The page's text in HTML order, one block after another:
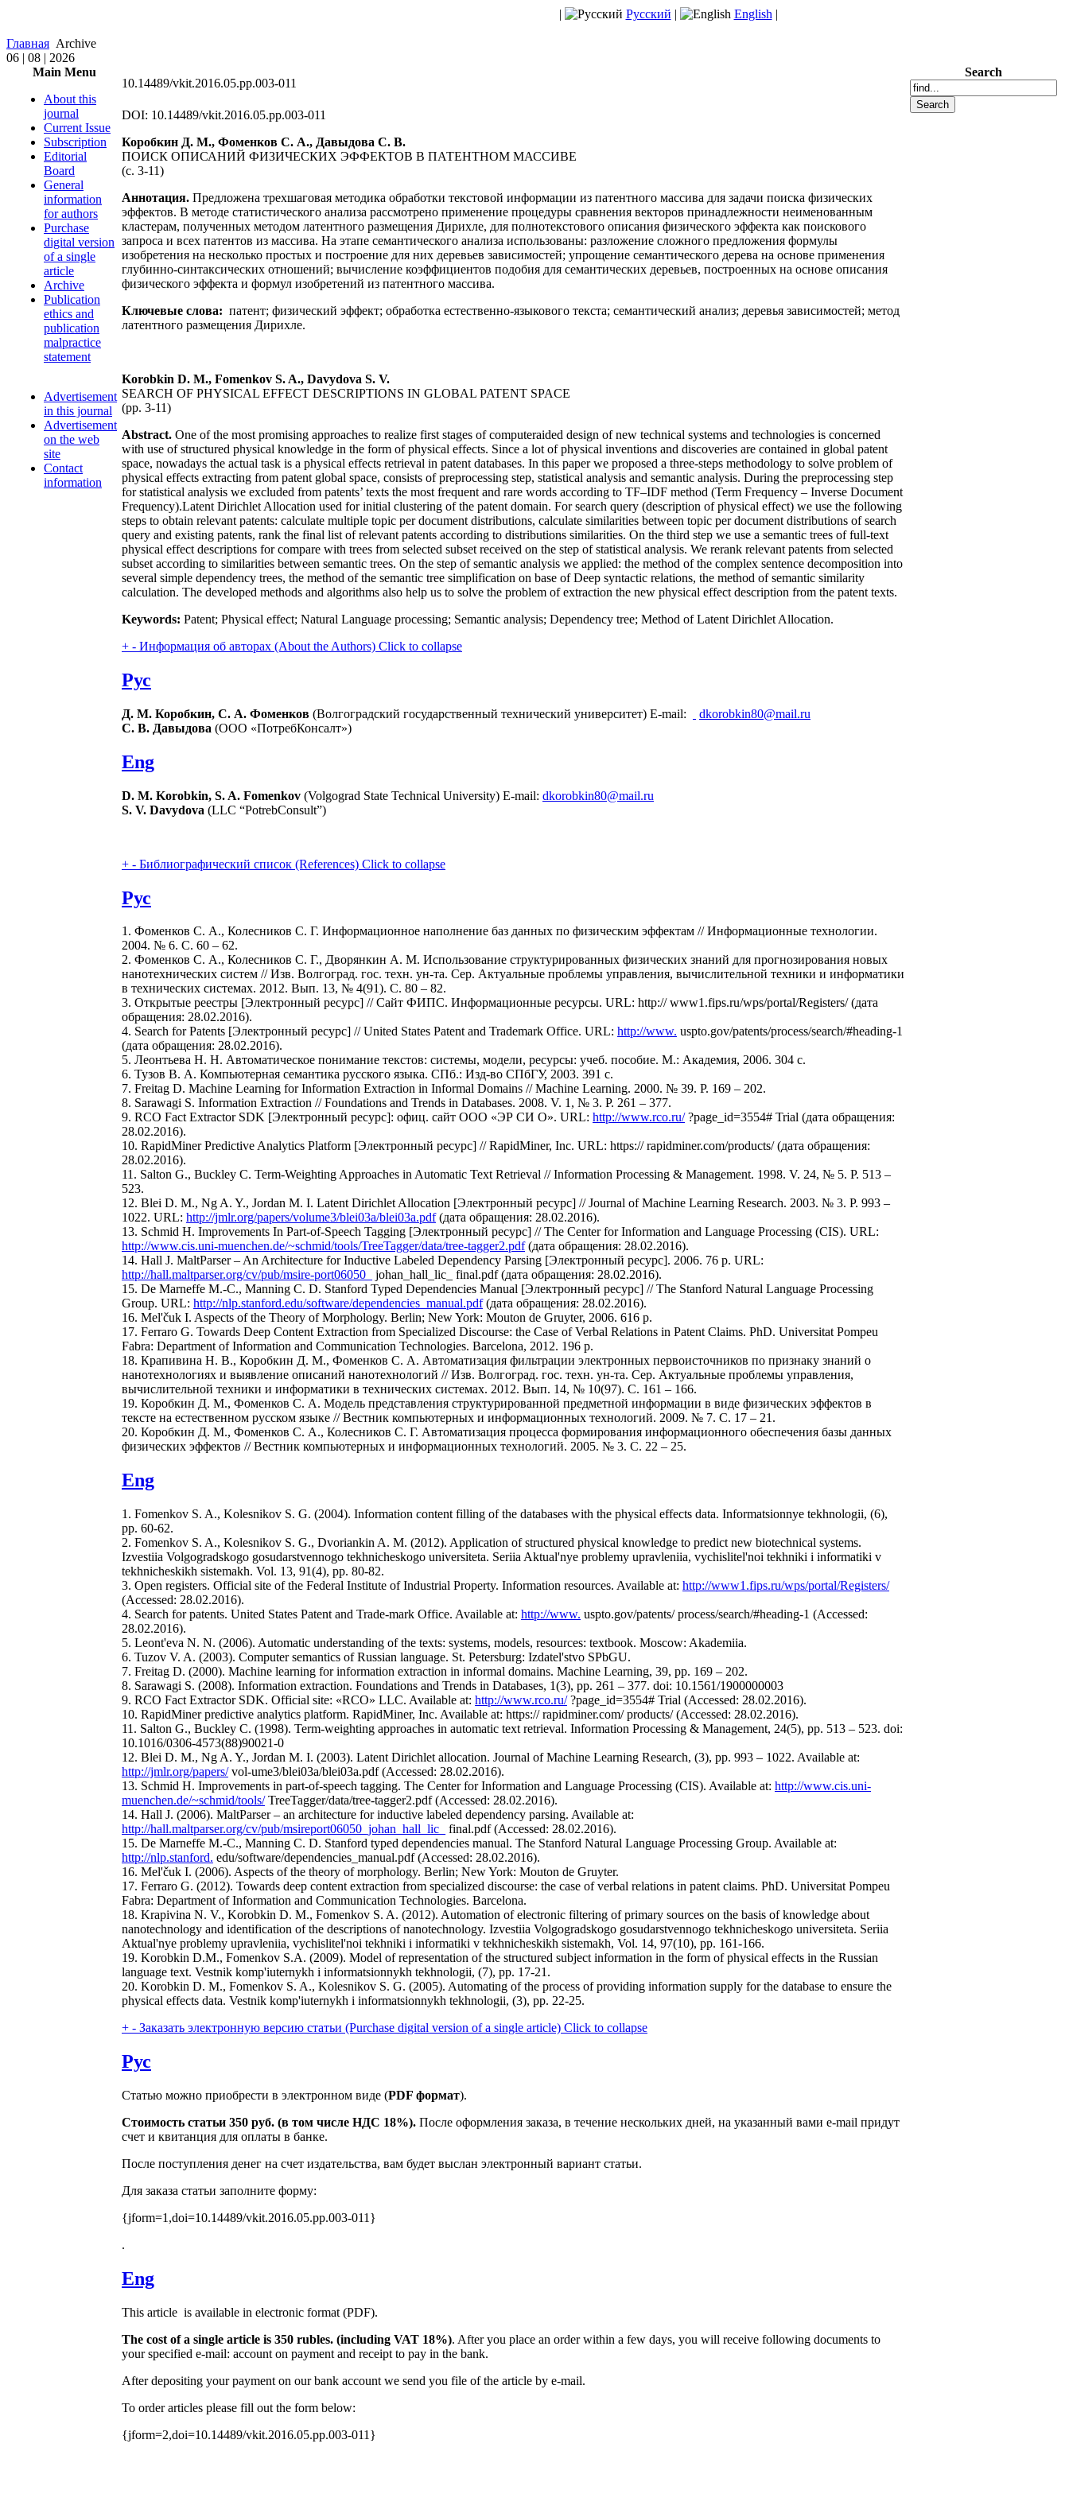
| Русский | English |
Главная Archive
06 | 08 | 2026
Main Menu
About this
journal
Current Issue
Subscription
Editorial
Board
General
information
for authors
Purchase
digital version
of a single
article
Archive
Publication
ethics and
publication
malpractice
statement
Advertisement
in this journal
Advertisement
on the web
site
Contact
information
10.14489/vkit.2016.05.pp.003-011
DOI: 10.14489/vkit.2016.05.pp.003-011
Коробкин Д. М., Фоменков С. А., Давыдова С. В.
ПОИСК ОПИСАНИЙ ФИЗИЧЕСКИХ ЭФФЕКТОВ В ПАТЕНТНОМ МАССИВЕ
(c. 3-11)
Аннотация. Предложена трехшаговая методика обработки текстовой информации из патентного массива для задачи поиска физических
эффектов. В методе статистического анализа рассмотрено применение процедуры сравнения векторов принадлежности неименованным
кластерам, полученных методом латентного размещения Дирихле, для полнотекстового описания физического эффекта как поискового
запроса и всех патентов из массива. На этапе семантического анализа использованы: разложение сложного предложения формулы
изобретения на несколько простых и построение для них деревьев зависимостей; упрощение семантического дерева на основе применения
глубинно-синтаксических отношений; вычисление коэффициентов подобия для семантических деревьев, построенных на основе описания
физического эффекта и формул изобретений из патентного массива.
Ключевые слова: патент; физический эффект; обработка естественно-языкового текста; семантический анализ; деревья зависимостей; метод
латентного размещения Дирихле.
Korobkin D. M., Fomenkov S. A., Davydova S. V.
SEARCH OF PHYSICAL EFFECT DESCRIPTIONS IN GLOBAL PATENT SPACE
(pp. 3-11)
Abstract. One of the most promising approaches to realize first stages of computeraided design of new technical systems and technologies is concerned
with use of structured physical knowledge in the form of physical effects. Since a lot of physical inventions and discoveries are contained in global patent
space, nowadays the actual task is a physical effects retrieval in patent databases. In this paper we proposed a three-steps methodology to solve problem of
physical effects extracting from patent global space, consists of preprocessing step, statistical analysis and semantic analysis. During the preprocessing step
for statistical analysis we excluded from patents’ texts the most frequent and rare words according to TF–IDF method (Term Frequency – Inverse Document
Frequency).Latent Dirichlet Allocation used for initial clustering of the patent domain. For search query (description of physical effect) we use the following
steps to obtain relevant patents: calculate multiple topic per document distributions, calculate similarities between topic per document distributions of search
query and existing patents, rank the final list of relevant patents according to distributions similarities. On the third step we use a semantic trees of full-text
physical effect descriptions for compare with trees from selected subset received on the step of statistical analysis. We rerank relevant patents from selected
subset according to similarities between semantic trees. On the step of semantic analysis we applied: the method of the complex sentence decomposition into
several simple dependency trees, the method of the semantic tree simplification on base of Deep syntactic relations, the method of semantic similarity
calculation. The developed methods and algorithms also help us to solve the problem of extraction the new physical effect description from the patent texts.
Keywords: Patent; Physical effect; Natural Language processing; Semantic analysis; Dependency tree; Method of Latent Dirichlet Allocation.
+ - Информация об авторах (About the Authors) Click to collapse
Рус
Д. М. Коробкин, С. А. Фоменков (Волгоградский государственный технический университет) E-mail:
dkorobkin80@mail.ru
С. В. Давыдова (ООО «ПотребКонсалт»)
Eng
D. M. Korobkin, S. A. Fomenkov (Volgograd State Technical University) E-mail: dkorobkin80@mail.ru
S. V. Davydova (LLC “PotrebConsult”)
+ - Библиографический список (References) Click to collapse
Рус
1. Фоменков С. А., Колесников С. Г. Информационное наполнение баз данных по физическим эффектам // Информационные технологии.
2004. № 6. С. 60 – 62.
2. Фоменков С. А., Колесников С. Г., Дворянкин А. М. Использование структурированных физических знаний для прогнозирования новых
нанотехнических систем // Изв. Волгоград. гос. техн. ун-та. Сер. Актуальные проблемы управления, вычислительной техники и информатики
в технических системах. 2012. Вып. 13, № 4(91). С. 80 – 82.
3. Открытые реестры [Электронный ресурс] // Сайт ФИПС. Информационные ресурсы. URL: http:// www1.fips.ru/wps/portal/Registers/ (дата
обращения: 28.02.2016).
4. Search for Patents [Электронный ресурс] // United States Patent and Trademark Office. URL: http://www. uspto.gov/patents/process/search/#heading-1
(дата обращения: 28.02.2016).
5. Леонтьева Н. Н. Автоматическое понимание текстов: системы, модели, ресурсы: учеб. пособие. М.: Академия, 2006. 304 с.
6. Тузов В. А. Компьютерная семантика русского языка. СПб.: Изд-во СПбГУ, 2003. 391 с.
7. Freitag D. Machine Learning for Information Extraction in Informal Domains // Machine Learning. 2000. № 39. Р. 169 – 202.
8. Sarawagi S. Information Extraction // Foundations and Trends in Databases. 2008. V. 1, № 3. Р. 261 – 377.
9. RCO Fact Extractor SDK [Электронный ресурс]: офиц. сайт ООО «ЭР СИ О». URL: http://www.rco.ru/?page_id=3554# Trial (дата обращения:
28.02.2016).
10. RapidMiner Predictive Analytics Platform [Электронный ресурс] // RapidMiner, Inc. URL: https:// rapidminer.com/products/ (дата обращения:
28.02.2016).
11. Salton G., Buckley C. Term-Weighting Approaches in Automatic Text Retrieval // Information Processing & Management. 1998. V. 24, № 5. Р. 513 –
523.
12. Blei D. M., Ng A. Y., Jordan M. I. Latent Dirichlet Allocation [Электронный ресурс] // Journal of Machine Learning Research. 2003. № 3. Р. 993 –
1022. URL: http://jmlr.org/papers/volume3/blei03a/blei03a.pdf(дата обращения: 28.02.2016).
13. Schmid H. Improvements In Part-of-Speech Tagging [Электронный ресурс] // The Center for Information and Language Processing (CIS). URL:
http://www.cis.uni-muenchen.de/~schmid/tools/TreeTagger/data/tree-tagger2.pdf(дата обращения: 28.02.2016).
14. Hall J. MaltParser – An Architecture for Inductive Labeled Dependency Parsing [Электронный ресурс]. 2006. 76 p. URL:
http://hall.maltparser.org/cv/pub/msire-port06050_
johan_hall_lic_ final.pdf (дата обращения: 28.02.2016).
15. De Marneffe М.-С., Manning C. D. Stanford Typed Dependencies Manual [Электронный ресурс] // The Stanford Natural Language Processing
Group. URL: http://nlp.stanford.edu/software/dependencies_manual.pdf(дата обращения: 28.02.2016).
16. Mel'čuk I. Aspects of the Theory of Morphology. Berlin; New York: Mouton de Gruyter, 2006. 616 р.
17. Ferraro G. Towards Deep Content Extraction from Specialized Discourse: the Case of Verbal Relations in Patent Claims. PhD. Universitat Pompeu
Fabra: Department of Information and Communication Technologies. Barcelona, 2012. 196 p.
18. Крапивина Н. В., Коробкин Д. М., Фоменков С. А. Автоматизация фильтрации электронных первоисточников по признаку знаний о
нанотехнологиях и выявление описаний нанотехнологий // Изв. Волгоград. гос. техн. ун-та. Сер. Актуальные проблемы управления,
вычислительной техники и информатики в технических системах. 2012. Вып. 14, № 10(97). С. 161 – 166.
19. Коробкин Д. М., Фоменков С. А. Модель представления структурированной предметной информации в виде физических эффектов в
тексте на естественном русском языке // Вестник компьютерных и информационных технологий. 2009. № 7. С. 17 – 21.
20. Коробкин Д. М., Фоменков С. А., Колесников С. Г. Автоматизация процесса формирования информационного обеспечения базы данных
физических эффектов // Вестник компьютерных и информационных технологий. 2005. № 3. С. 22 – 25.
Eng
1. Fomenkov S. A., Kolesnikov S. G. (2004). Information content filling of the databases with the physical effects data. Informatsionnye tekhnologii, (6),
pp. 60-62.
2. Fomenkov S. A., Kolesnikov S. G., Dvoriankin A. M. (2012). Application of structured physical knowledge to predict new biotechnical systems.
Izvestiia Volgogradskogo gosudarstvennogo tekhnicheskogo universiteta. Seriia Aktual'nye problemy upravleniia, vychislitel'noi tekhniki i informatiki v
tekhnicheskikh sistemakh. Vol. 13, 91(4), pp. 80-82.
3. Open registers. Official site of the Federal Institute of Industrial Property. Information resources. Available at: http://www1.fips.ru/wps/portal/Registers/
(Accessed: 28.02.2016).
4. Search for patents. United States Patent and Trade-mark Office. Available at: http://www. uspto.gov/patents/ process/search/#heading-1 (Accessed:
28.02.2016).
5. Leont'eva N. N. (2006). Automatic understanding of the texts: systems, models, resources: textbook. Moscow: Akademiia.
6. Tuzov V. A. (2003). Computer semantics of Russian language. St. Petersburg: Izdatel'stvo SPbGU.
7. Freitag D. (2000). Machine learning for information extraction in informal domains. Machine Learning, 39, pp. 169 – 202.
8. Sarawagi S. (2008). Information extraction. Foundations and Trends in Databases, 1(3), pp. 261 – 377. doi: 10.1561/1900000003
9. RCO Fact Extractor SDK. Official site: «RCO» LLC. Available at: http://www.rco.ru/?page_id=3554# Trial (Accessed: 28.02.2016).
10. RapidMiner predictive analytics platform. RapidMiner, Inc. Available at: https:// rapidminer.com/ products/ (Accessed: 28.02.2016).
11. Salton G., Buckley C. (1998). Term-weighting approaches in automatic text retrieval. Information Processing & Management, 24(5), pp. 513 – 523. doi:
10.1016/0306-4573(88)90021-0
12. Blei D. M., Ng A. Y., Jordan M. I. (2003). Latent Dirichlet allocation. Journal of Machine Learning Research, (3), pp. 993 – 1022. Available at:
http://jmlr.org/papers/vol-ume3/blei03a/blei03a.pdf (Accessed: 28.02.2016).
13. Schmid H. Improvements in part-of-speech tagging. The Center for Information and Language Processing (CIS). Available at: http://www.cis.uni-
muenchen.de/~schmid/tools/TreeTagger/data/tree-tagger2.pdf (Accessed: 28.02.2016).
14. Hall J. (2006). MaltParser – an architecture for inductive labeled dependency parsing. Available at:
http://hall.maltparser.org/cv/pub/msireport06050_johan_hall_lic_
final.pdf (Accessed: 28.02.2016).
15. De Marneffe М.-С., Manning C. D. Stanford typed dependencies manual. The Stanford Natural Language Processing Group. Available at:
http://nlp.stanford. edu/software/dependencies_manual.pdf (Accessed: 28.02.2016).
16. Mel'čuk I. (2006). Aspects of the theory of morphology. Berlin; New York: Mouton de Gruyter.
17. Ferraro G. (2012). Towards deep content extraction from specialized discourse: the case of verbal relations in patent claims. PhD. Universitat Pompeu
Fabra: Department of Information and Communication Technologies. Barcelona.
18. Krapivina N. V., Korobkin D. M., Fomenkov S. A. (2012). Automation of electronic filtering of primary sources on the basis of knowledge about
nanotechnology and identification of the descriptions of nanotechnology. Izvestiia Volgogradskogo gosudarstvennogo tekhnicheskogo universiteta. Seriia
Aktual'nye problemy upravleniia, vychislitel'noi tekhniki i informatiki v tekhnicheskikh sistemakh, Vol. 14, 97(10), pp. 161-166.
19. Korobkin D.M., Fomenkov S.A. (2009). Model of representation of the structured subject information in the form of physical effects in the Russian
language text. Vestnik komp'iuternykh i informatsionnykh tekhnologii, (7), pp. 17-21.
20. Korobkin D. M., Fomenkov S. A., Kolesnikov S. G. (2005). Automating of the process of providing information supply for the database to ensure the
physical effects data. Vestnik komp'iuternykh i informatsionnykh tekhnologii, (3), pp. 22-25.
+ - Заказать электронную версию статьи (Purchase digital version of a single article) Click to collapse
Рус
Статью можно приобрести в электронном виде (PDF формат).
Стоимость статьи 350 руб. (в том числе НДС 18%). После оформления заказа, в течение нескольких дней, на указанный вами e-mail придут
счет и квитанция для оплаты в банке.
После поступления денег на счет издательства, вам будет выслан электронный вариант статьи.
Для заказа статьи заполните форму:
{jform=1,doi=10.14489/vkit.2016.05.pp.003-011}
.
Eng
This article is available in electronic format (PDF).
The cost of a single article is 350 rubles. (including VAT 18%). After you place an order within a few days, you will receive following documents to
your specified e-mail: account on payment and receipt to pay in the bank.
After depositing your payment on our bank account we send you file of the article by e-mail.
To order articles please fill out the form below:
{jform=2,doi=10.14489/vkit.2016.05.pp.003-011}
Search